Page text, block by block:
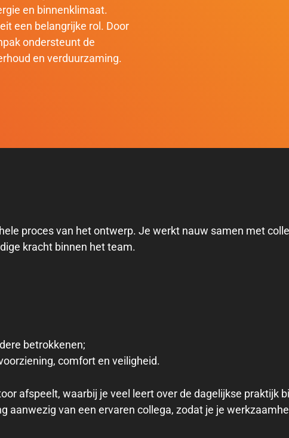
en binnenklimaat.
een belangrijke rol. Door
ondersteunt de
en verduurzaming.
proces van het ontwerp. Je werkt nauw samen met
kracht binnen het team.
betrokkenen;
comfort en veiligheid.
afspeelt, waarbij je veel leert over de dagelijkse praktijk
aanwezig van een ervaren collega, zodat je je